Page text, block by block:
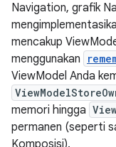
Navigation, grafik
mencakup
menggunakan
ViewModel Anda
memori hingga
permanen (seperti
Komposisi).